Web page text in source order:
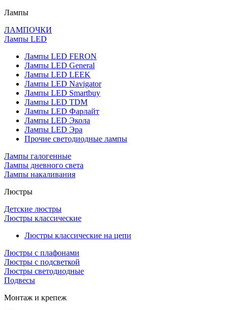
Лампы
ЛАМПОЧКИ
Лампы LED
Лампы LED FERON
Лампы LED General
Лампы LED LEEK
Лампы LED Navigator
Лампы LED Smartbuy
Лампы LED TDM
Лампы LED Фарлайт
Лампы LED Экола
Лампы LED Эра
Прочие светодиодные лампы
Лампы галогенные
Лампы дневного света
Лампы накаливания
Люстры
Детские люстры
Люстры классические
Люстры классические на цепи
Люстры с плафонами
Люстры с подсветкой
Люстры светодиодные
Подвесы
Монтаж и крепеж